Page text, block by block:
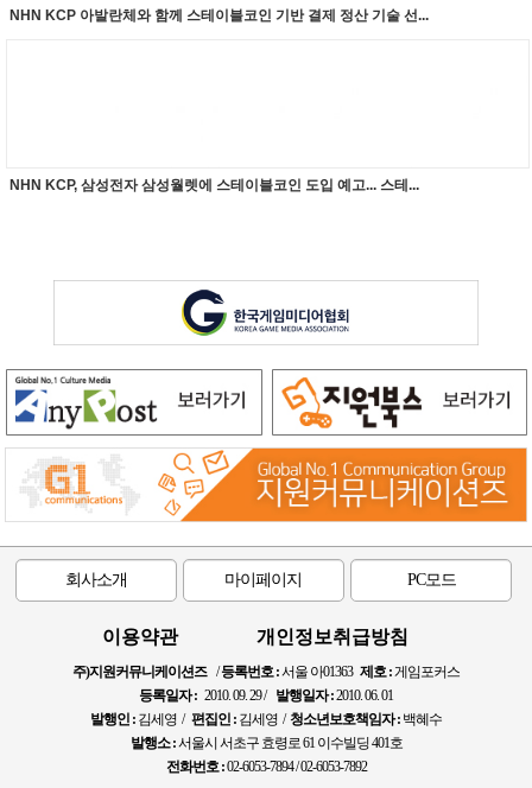
NHN KCP 아발란체와 함께 스테이블코인 기반 결제 정산 기술 선...
NHN KCP, 삼성전자 삼성월렛에 스테이블코인 도입 예고... 스테...
회사소개 마이페이지 PC모드
이용약관 개인정보취급방침
주)지원커뮤니케이션즈/등록번호 :서울 아01363 제호 : 게임포커스
등록일자 : 2010. 09. 29 / 발행일자 :2010. 06. 01
발행인 : 김세영 / 편집인 : 김세영 /청소년보호책임자 : 백혜수
발행소 :서울시 서초구 효령로 61 이수빌딩 401호
전화번호 :02-6053-7894 / 02-6053-7892